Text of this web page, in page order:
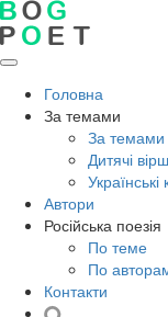
Головна
За темами
За темами
Дитячі
Українські
Автори
Російська поезія
По теме
По
Контакти